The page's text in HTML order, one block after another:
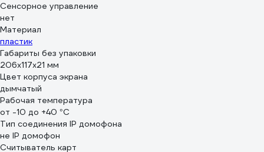
Сенсорное управление
нет
Материал
пластик
Габариты без упаковки
206x117x21 мм
Цвет корпуса экрана
дымчатый
Рабочая температура
от -10 до +40 °С
Тип соединения IP домофона
не IP домофон
Считыватель карт